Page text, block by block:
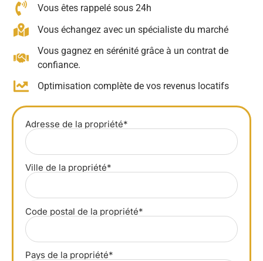
Vous êtes rappelé sous 24h
Vous échangez avec un spécialiste du marché
Vous gagnez en sérénité grâce à un contrat de
confiance.
Optimisation complète de vos revenus locatifs
Adresse de la propriété*
Ville de la propriété*
Code postal de la propriété*
Pays de la propriété*